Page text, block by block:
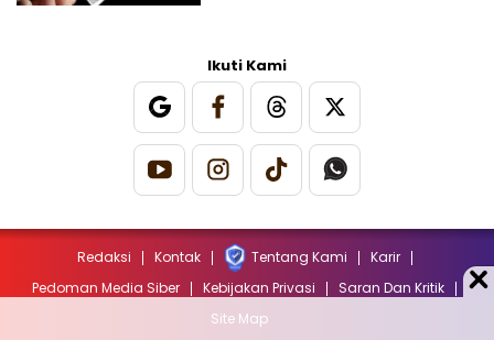
Ikuti Kami
Redaksi Kontak Tentang Kami
Karir
Pedoman Media Siber
Kebijakan Privasi
Saran Dan Kritik
Site Map